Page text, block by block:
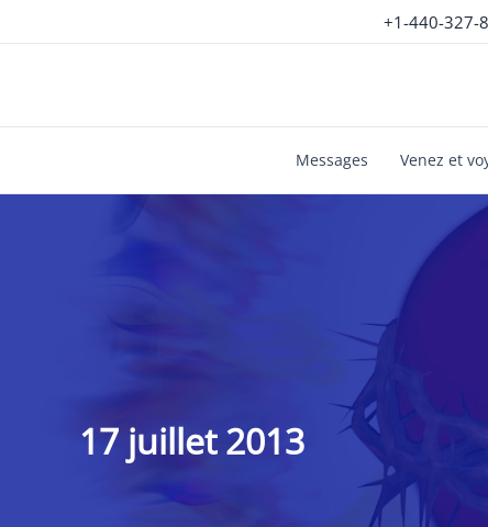
au
+1-440-327-
Messages Venez et
17 juillet 2013